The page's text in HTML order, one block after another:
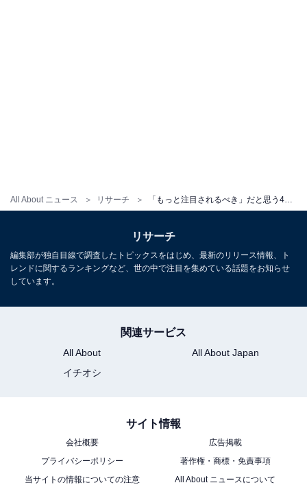
All About ニュース リサーチ
こちらもおすすめ
シ」、2位は？
リサーチ
編集部が独自目線で調査したトピックスをはじめ、最新のリリース情報、ト
レンドに関するランキングなど、世の中で注目を集めている話題をお知らせ
しています。
関連サービス
All About
All About Japan
イチオシ
サイト情報
会社概要
広告掲載
プライバシーポリシー
著作権・商標・免責事項
当サイトの情報についての注意
All About ニュースについて